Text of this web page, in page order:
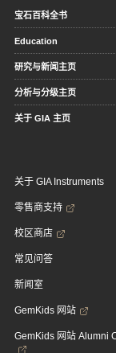
宝石百科全书
Education
研究与新闻主页
分析与分级主页
关于 GIA 主页
关于 GIA Instruments
零售商支持
校区商店
常见问答
新闻室
GemKids 网站
GemKids 网站 Alumni